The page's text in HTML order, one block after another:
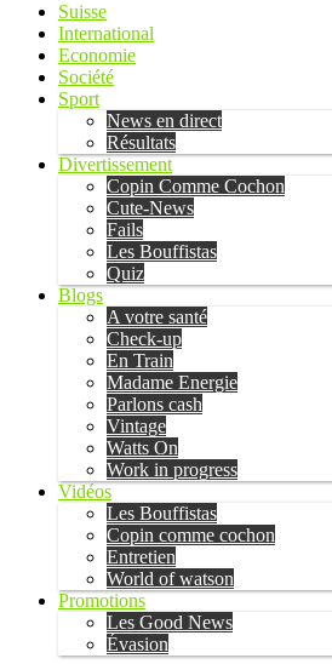
Suisse
International
Economie
Société
Sport
News en direct
Résultats
Divertissement
Copin Comme Cochon
Cute-News
Fails
Les Bouffistas
Quiz
Blogs
A votre santé
Check-up
En Train
Madame Energie
Parlons cash
Vintage
Watts On
Work in progress
Vidéos
Les Bouffistas
Copin comme cochon
Entretien
World of watson
Promotions
Les Good News
Évasion